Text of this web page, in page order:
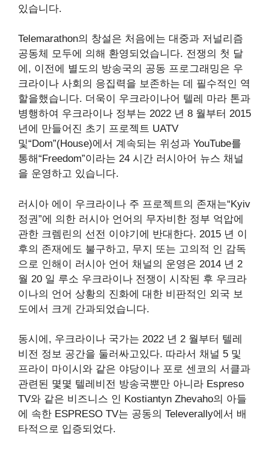
있습니다.
Telemarathon의 창설은 처음에는 대중과 저널리즘
공동체 모두에 의해 환영되었습니다. 전쟁의 첫 달
에, 이전에 별도의 방송국의 공동 프로그래밍은 우
크라이나 사회의 응집력을 보존하는 데 필수적인 역
할을했습니다. 더욱이 우크라이나어 텔레 마라 톤과
병행하여 우크라이나 정부는 2022 년 8 월부터 2015
년에 만들어진 초기 프로젝트 UATV
및“Dom”(House)에서 계속되는 위성과 YouTube를
통해“Freedom”이라는 24 시간 러시아어 뉴스 채널
을 운영하고 있습니다.
러시아 에이 우크라이나 주 프로젝트의 존재는“Kyiv
정권”에 의한 러시아 언어의 무자비한 정부 억압에
관한 크렘린의 선전 이야기에 반대한다. 2015 년 이
후의 존재에도 불구하고, 무지 또는 고의적 인 감독
으로 인해이 러시아 언어 채널의 운영은 2014 년 2
월 20 일 루소 우크라이나 전쟁이 시작된 후 우크라
이나의 언어 상황의 진화에 대한 비판적인 외국 보
도에서 크게 간과되었습니다.
동시에, 우크라이나 국가는 2022 년 2 월부터 텔레
비전 정보 공간을 둘러싸고있다. 따라서 채널 5 및
프라이 마이시와 같은 야당이나 포로 센코의 서클과
관련된 몇몇 텔레비전 방송국뿐만 아니라 Espreso
TV와 같은 비즈니스 인 Kostiantyn Zhevaho의 아들
에 속한 ESPRESO TV는 공동의 Televerally에서 배
타적으로 입증되었다.